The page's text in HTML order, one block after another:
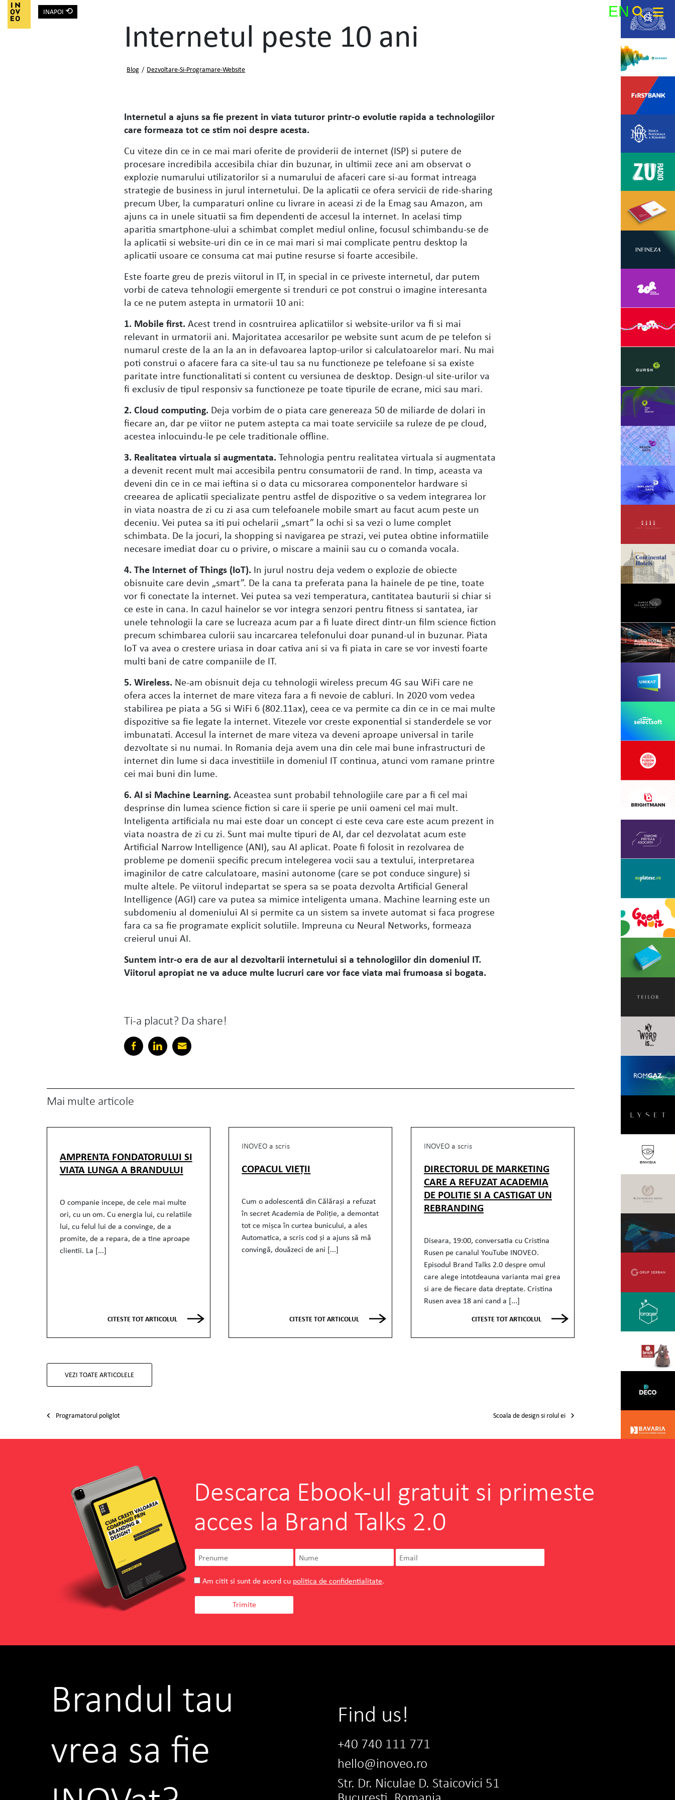
Main Navigation
INAPOI ⟲ EN
Internetul peste 10 ani
Blog / Dezvoltare-Si-Programare-Website
Internetul a ajuns sa fie prezent in viata tuturor printr-o evolutie rapida a technologiilor
care formeaza tot ce stim noi despre acesta.
Cu viteze din ce in ce mai mari oferite de providerii de internet (ISP) si putere de
procesare incredibila accesibila chiar din buzunar, in ultimii zece ani am observat o
explozie numarului utilizatorilor si a numarului de afaceri care si-au format intreaga
strategie de business in jurul internetului. De la aplicatii ce ofera servicii de ride-sharing
precum Uber, la cumparaturi online cu livrare in aceasi zi de la Emag sau Amazon, am
ajuns ca in unele situatii sa fim dependenti de accesul la internet. In acelasi timp
aparitia smartphone-ului a schimbat complet mediul online, focusul schimbandu-se de
la aplicatii si website-uri din ce in ce mai mari si mai complicate pentru desktop la
aplicatii usoare ce consuma cat mai putine resurse si foarte accesibile.
Este foarte greu de prezis viitorul in IT, in special in ce priveste internetul, dar putem
vorbi de cateva tehnologii emergente si trenduri ce pot construi o imagine interesanta
la ce ne putem astepta in urmatorii 10 ani:
1. Mobile first. Acest trend in cosntruirea aplicatiilor si website-urilor va fi si mai
relevant in urmatorii ani. Majoritatea accesarilor pe website sunt acum de pe telefon si
numarul creste de la an la an in defavoarea laptop-urilor si calculatoarelor mari. Nu mai
poti construi o afacere fara ca site-ul tau sa nu functioneze pe telefoane si sa existe
paritate intre functionalitati si content cu versiunea de desktop. Design-ul site-urilor va
fi exclusiv de tipul responsiv sa functioneze pe toate tipurile de ecrane, mici sau mari.
2. Cloud computing. Deja vorbim de o piata care genereaza 50 de miliarde de dolari in
fiecare an, dar pe viitor ne putem astepta ca mai toate serviciile sa ruleze de pe cloud,
acestea inlocuindu-le pe cele traditionale offline.
3. Realitatea virtuala si augmentata. Tehnologia pentru realitatea virtuala si augmentata
a devenit recent mult mai accesibila pentru consumatorii de rand. In timp, aceasta va
deveni din ce in ce mai ieftina si o data cu micsorarea componentelor hardware si
creearea de aplicatii specializate pentru astfel de dispozitive o sa vedem integrarea lor
in viata noastra de zi cu zi asa cum telefoanele mobile smart au facut acum peste un
deceniu. Vei putea sa iti pui ochelarii „smart” la ochi si sa vezi o lume complet
schimbata. De la jocuri, la shopping si navigarea pe strazi, vei putea obtine informatiile
necesare imediat doar cu o privire, o miscare a mainii sau cu o comanda vocala.
4. The Internet of Things (IoT). In jurul nostru deja vedem o explozie de obiecte
obisnuite care devin „smart”. De la cana ta preferata pana la hainele de pe tine, toate
vor fi conectate la internet. Vei putea sa vezi temperatura, cantitatea bauturii si chiar si
ce este in cana. In cazul hainelor se vor integra senzori pentru fitness si santatea, iar
unele tehnologii la care se lucreaza acum par a fi luate direct dintr-un film science fiction
precum schimbarea culorii sau incarcarea telefonului doar punand-ul in buzunar. Piata
IoT va avea o crestere uriasa in doar cativa ani si va fi piata in care se vor investi foarte
multi bani de catre companiile de IT.
5. Wireless. Ne-am obisnuit deja cu tehnologii wireless precum 4G sau WiFi care ne
ofera acces la internet de mare viteza fara a fi nevoie de cabluri. In 2020 vom vedea
stabilirea pe piata a 5G si WiFi 6 (802.11ax), ceea ce va permite ca din ce in ce mai multe
dispozitive sa fie legate la internet. Vitezele vor creste exponential si standerdele se vor
imbunatati. Accesul la internet de mare viteza va deveni aproape universal in tarile
dezvoltate si nu numai. In Romania deja avem una din cele mai bune infrastructuri de
internet din lume si daca investitiile in domeniul IT continua, atunci vom ramane printre
cei mai buni din lume.
6. AI si Machine Learning. Aceastea sunt probabil tehnologiile care par a fi cel mai
desprinse din lumea science fiction si care ii sperie pe unii oameni cel mai mult.
Inteligenta artificiala nu mai este doar un concept ci este ceva care este acum prezent in
viata noastra de zi cu zi. Sunt mai multe tipuri de AI, dar cel dezvolatat acum este
Artificial Narrow Intelligence (ANI), sau AI aplicat. Poate fi folosit in rezolvarea de
probleme pe domenii specific precum intelegerea vocii sau a textului, interpretarea
imaginilor de catre calculatoare, masini autonome (care se pot conduce singure) si
multe altele. Pe viitorul indepartat se spera sa se poata dezvolta Artificial General
Intelligence (AGI) care va putea sa mimice inteligenta umana. Machine learning este un
subdomeniu al domeniului AI si permite ca un sistem sa invete automat si faca progrese
fara ca sa fie programate explicit solutiile. Impreuna cu Neural Networks, formeaza
creierul unui AI.
Suntem intr-o era de aur al dezvoltarii internetului si a tehnologiilor din domeniul IT.
Viitorul apropiat ne va aduce multe lucruri care vor face viata mai frumoasa si bogata.
Ti-a placut? Da share!
Mai multe articole
AMPRENTA FONDATORULUI SI
VIATA LUNGA A BRANDULUI
O companie incepe, de cele mai multe
ori, cu un om. Cu energia lui, cu relatiile
lui, cu felul lui de a convinge, de a
promite, de a repara, de a tine aproape
clientii. La [...]
CITESTE TOT ARTICOLUL
INOVEO a scris
COPACUL VIEȚII
Cum o adolescentă din Călărași a refuzat
în secret Academia de Poliție, a demontat
tot ce mișca în curtea bunicului, a ales
Automatica, a scris cod și a ajuns să mă
convingă, douăzeci de ani [...]
CITESTE TOT ARTICOLUL
INOVEO a scris
DIRECTORUL DE MARKETING
CARE A REFUZAT ACADEMIA
DE POLITIE SI A CASTIGAT UN
REBRANDING
Diseara, 19:00, conversatia cu Cristina
Rusen pe canalul YouTube INOVEO.
Episodul Brand Talks 2.0 despre omul
care alege intotdeauna varianta mai grea
si are de fiecare data dreptate. Cristina
Rusen avea 18 ani cand a [...]
CITESTE TOT ARTICOLUL
VEZI TOATE ARTICOLELE
Programatorul poliglot Scoala de design si rolul ei
Descarca Ebook-ul gratuit si primeste
acces la Brand Talks 2.0
Am citit si sunt de acord cu politica de confidentialitate.
Brandul tau
vrea sa fie
Find us!
+40 740 111 771
hello@inoveo.ro
Str. Dr. Niculae D. Staicovici 51